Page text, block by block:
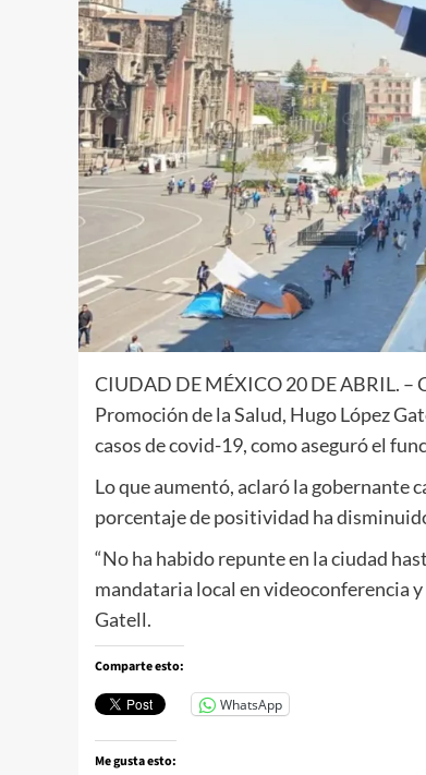
CIUDAD DE MÉXICO 20 DE ABRIL. –
Promoción de la Salud, Hugo López
casos de covid-19, como aseguró el
Lo que aumentó, aclaró la gobernante
porcentaje de positividad ha
“No ha habido repunte en la ciudad
mandataria local en videoconferencia
Gatell.
Comparte esto:
WhatsApp
Me gusta esto: